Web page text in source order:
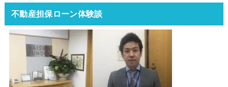
不動産担保ローン体験談